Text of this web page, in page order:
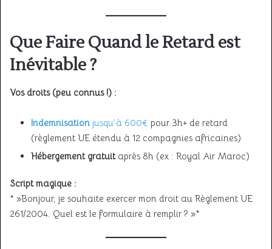
Que Faire Quand le Retard est
Inévitable ?
Vos droits (peu connus !) :
Indemnisation jusqu’à 600€ pour 3h+ de retard
(règlement UE étendu à 12 compagnies africaines)
Hébergement gratuitaprès 8h (ex : Royal Air Maroc)
Script magique :
* »Bonjour, je souhaite exercer mon droit au Règlement UE
261/2004. Quel est le formulaire à remplir ? »*